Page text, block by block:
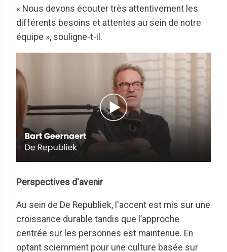
« Nous devons écouter très attentivement les
différents besoins et attentes au sein de notre
équipe », souligne-t-il.
Perspectives d'avenir
Au sein de De Republiek, l'accent est mis sur une
croissance durable tandis que l’approche
centrée sur les personnes est maintenue. En
optant sciemment pour une culture basée sur